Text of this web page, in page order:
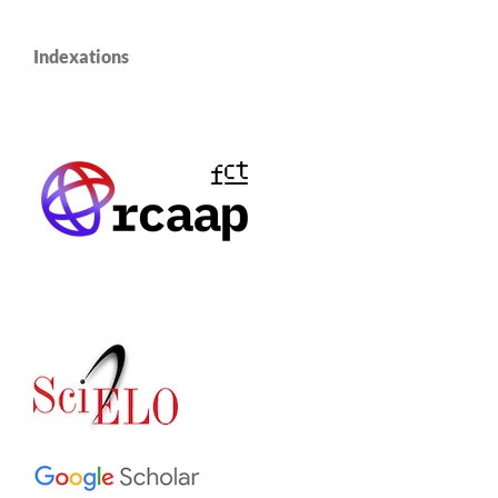
Indexations